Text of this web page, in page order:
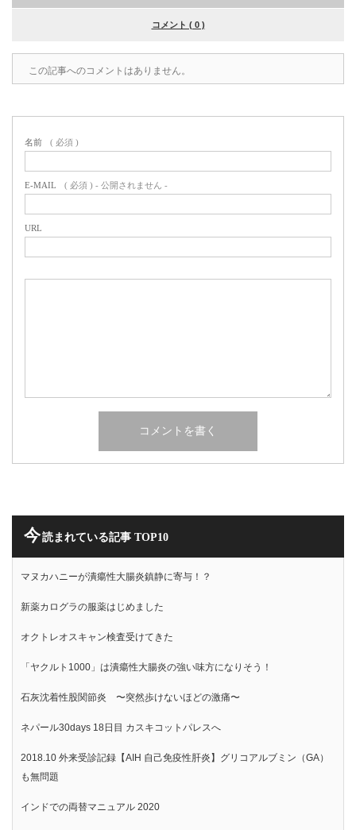
コメント ( 0 )
この記事へのコメントはありません。
名前 ( 必須 )
E-MAIL ( 必須 ) - 公開されません -
URL
今読まれている記事 TOP10
マヌカハニーが潰瘍性大腸炎鎮静に寄与！？
新薬カログラの服薬はじめました
オクトレオスキャン検査受けてきた
「ヤクルト1000」は潰瘍性大腸炎の強い味方になりそう！
石灰沈着性股関節炎 〜突然歩けないほどの激痛〜
ネパール30days 18日目 カスキコットパレスへ
2018.10 外来受診記録【AIH 自己免疫性肝炎】グリコアルブミン（GA）
も無問題
インドでの両替マニュアル 2020